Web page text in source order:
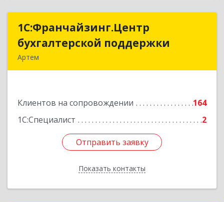
1С:Франчайзинг.Центр
бухгалтерской поддержки
Артем
Клиентов на сопровождении
164
1С:Специалист
2
Отправить заявку
Показать контакты
1С:Франчайзинг.Центр
бухгалтерской поддержки
Подробнее
Отправить заявку
Назад